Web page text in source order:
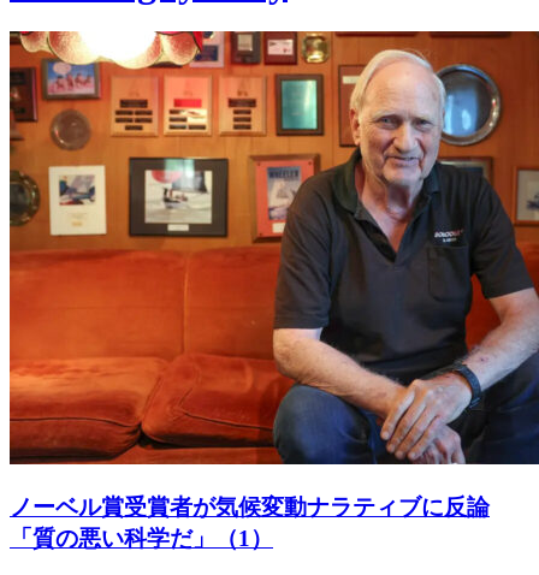
ノーベル賞受賞者が気候変動ナラティブに反論
「質の悪い科学だ」（1）